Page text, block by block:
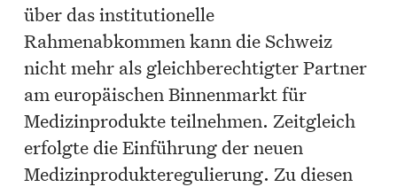
über das institutionelle
Rahmenabkommen kann die Schweiz
nicht mehr als gleichberechtigter Partner
am europäischen Binnenmarkt für
Medizinprodukte teilnehmen. Zeitgleich
erfolgte die Einführung der neuen
Medizinprodukteregulierung. Zu diesen